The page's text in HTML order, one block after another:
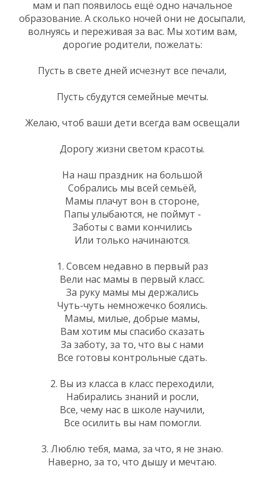
мам и пап появилось ещё одно начальное
образование. А сколько ночей они не досыпали,
волнуясь и переживая за вас. Мы хотим вам,
дорогие родители, пожелать:
Пусть в свете дней исчезнут все печали,
Пусть сбудутся семейные мечты.
Желаю, чтоб ваши дети всегда вам освещали
Дорогу жизни светом красоты.
На наш праздник на большой
Собрались мы всей семьёй,
Мамы плачут вон в стороне,
Папы улыбаются, не поймут -
Заботы с вами кончились
Или только начинаются.
1. Совсем недавно в первый раз
Вели нас мамы в первый класс.
За руку мамы мы держались
Чуть-чуть немножечко боялись.
Мамы, милые, добрые мамы,
Вам хотим мы спасибо сказать
За заботу, за то, что вы с нами
Все готовы контрольные сдать.
2. Вы из класса в класс переходили,
Набирались знаний и росли,
Все, чему нас в школе научили,
Все осилить вы нам помогли.
3. Люблю тебя, мама, за что, я не знаю.
Наверно, за то, что дышу и мечтаю.